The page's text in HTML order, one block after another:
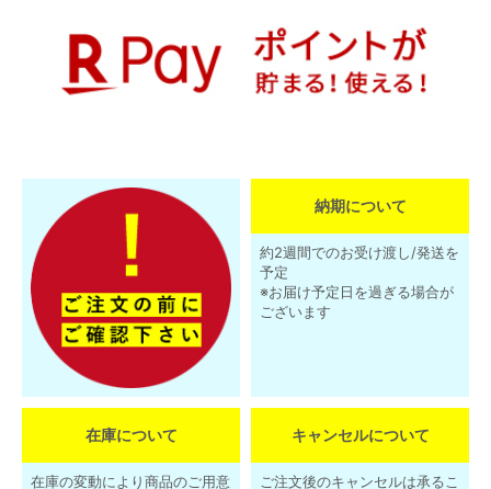
納期について
約2週間でのお受け渡し/発送を
予定
※お届け予定日を過ぎる場合が
ございます
在庫について
在庫の変動により商品のご用意
キャンセルについて
ご注文後のキャンセルは承るこ